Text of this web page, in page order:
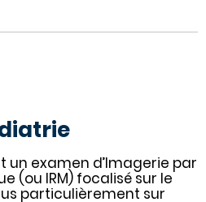
un examen d’Imagerie par
(ou IRM) focalisé sur le
particulièrement sur